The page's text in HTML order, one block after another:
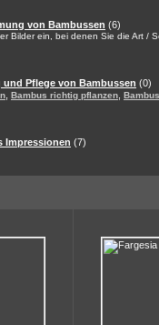
von Bambussen (6)
Bilder ein, bei denen Sie die Art /
und Pflege von Bambussen (0)
Bambus richtig pflanzen
Impressionen (7)